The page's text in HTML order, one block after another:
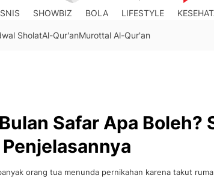
SHOWBIZ BOLA LIFESTYLE
SholatAl-Qur'anMurottal Al-Qur'an
Safar Apa Boleh?
orang tua menunda pernikahan karena takut